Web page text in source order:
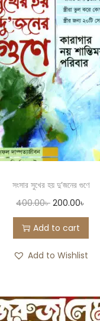
সংসার সুখের হয় দু’জনের গুণে
400.00৳ 200.00৳
Add to cart
Add to Wishlist